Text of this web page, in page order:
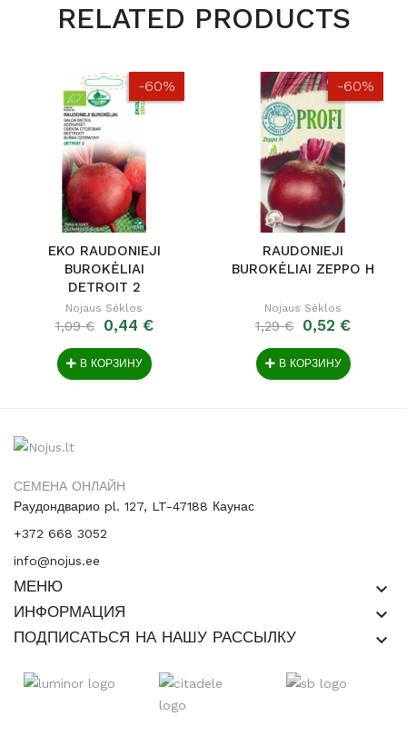
RELATED PRODUCTS
-60%
EKO RAUDONIEJI
BUROKĖLIAI
DETROIT 2
Nojaus Sėklos
1,09 € 0,44 €
В КОРЗИНУ
-60%
RAUDONIEJI
BUROKĖLIAI ZEPPO H
Nojaus Sėklos
1,29 € 0,52 €
В КОРЗИНУ
СЕМЕНА ОНЛАЙН
Раудондварио pl. 127, LT-47188 Каунас
+372 668 3052
info@nojus.ee
МЕНЮ keyboard_arrow_down
ИНФОРМАЦИЯ keyboard_arrow_down
ПОДПИСАТЬСЯ НА НАШУ РАССЫЛКУ keyboard_arrow_down